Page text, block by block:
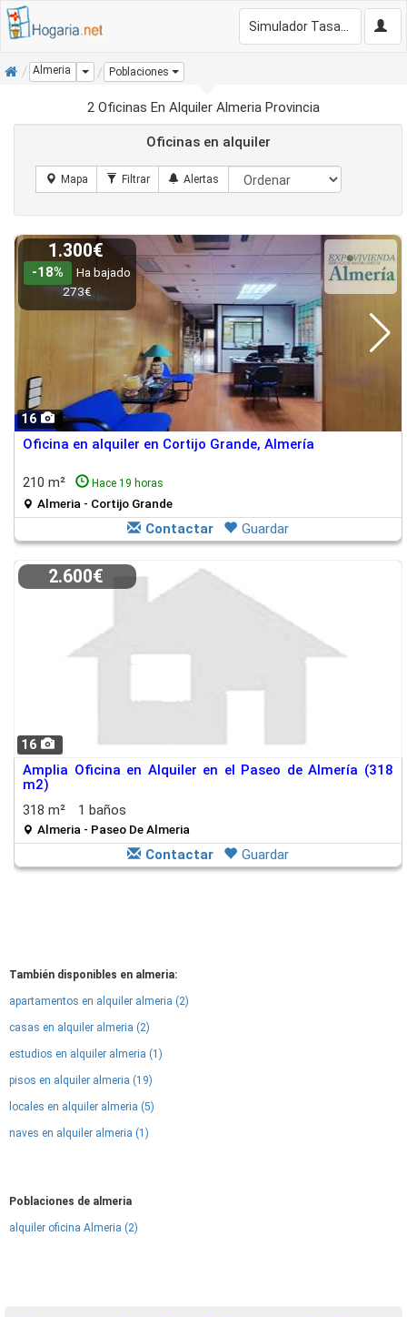
InicioAlmeria Dropdown
Poblaciones
2 Oficinas En Alquiler Almeria Provincia
Oficinas en alquiler
16
1.300€
-18%
Ha bajado
273€
Oficina en alquiler en Cortijo Grande, Almería
210 m² Hace 19 horas
Almeria - Cortijo Grande
Contactar Guardar
16
2.600€
Amplia Oficina en Alquiler en el Paseo de Almería (318
m2)
318 m²
1 baños
Almeria - Paseo De Almeria
Contactar Guardar
También disponibles en almeria:
apartamentos en alquiler almeria (2)
casas en alquiler almeria (2)
estudios en alquiler almeria (1)
pisos en alquiler almeria (19)
locales en alquiler almeria (5)
naves en alquiler almeria (1)
Poblaciones de almeria
alquiler oficina Almeria (2)